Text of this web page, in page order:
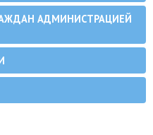
АДМИНИСТРАЦИЕЙ